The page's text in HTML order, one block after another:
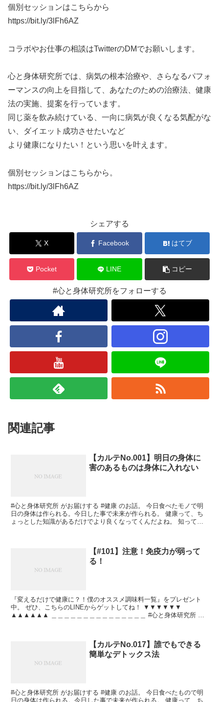
個別セッションはこちらから
https://bit.ly/3lFh6AZ
コラボやお仕事の相談はTwitterのDMでお願いします。
心と身体研究所では、病気の根本治療や、さらなるパフォ
ーマンスの向上を目指して、あなたのための治療法、健康
法の実施、提案を行っています。
同じ薬を飲み続けている、一向に病気が良くなる気配がな
い、ダイエット成功させたいなど
より健康になりたい！という思いを叶えます。
個別セッションはこちらから。
https://bit.ly/3lFh6AZ
シェアする
X Facebook はてブ
Pocket LINE コピー
#心と身体研究所をフォローする
関連記事
【カルテNo.001】明日の身体に
害のあるものは身体に入れない
#心と身体研究所 がお届けする #健康 のお話。 今日食べたモノで明
日の身体は作られる。今日した事で未来が作られる。 健康って、ち
ょっとした知識があるだけでより良くなってくんだよね。 知って今
【#101】注意！免疫力が弱って
る！
『変えるだけで健康に？！僕のオススメ調味料一覧』をプレゼント
中。 ぜひ、こちらのLINEからゲットしてね！ ▼▼▼▼▼▼
▲▲▲▲▲▲ ＿＿＿＿＿＿＿＿＿＿＿＿＿＿＿ #心と身体研究所 が
【カルテNo.017】誰でもできる
簡単なデトックス法
#心と身体研究所 がお届けする #健康 のお話。 今日食べたもので明
日の身体は作られる。今日した事で未来が作られる。 健康って、ち